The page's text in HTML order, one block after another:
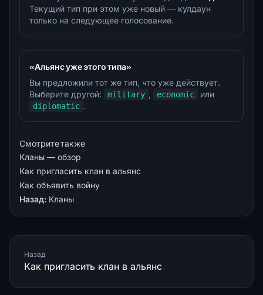
Текущий тип при этом уже новый — кулдаун
только на следующее голосование.
«Альянс уже этого типа»
Вы предложили тот же тип, что уже действует.
Выберите другой:
military , economic или
diplomatic .
Смотрите также
Кланы — обзор
Как пригласить клан в альянс
Как объявить войну
Назад: Кланы
Назад
Как пригласить клан в альянс